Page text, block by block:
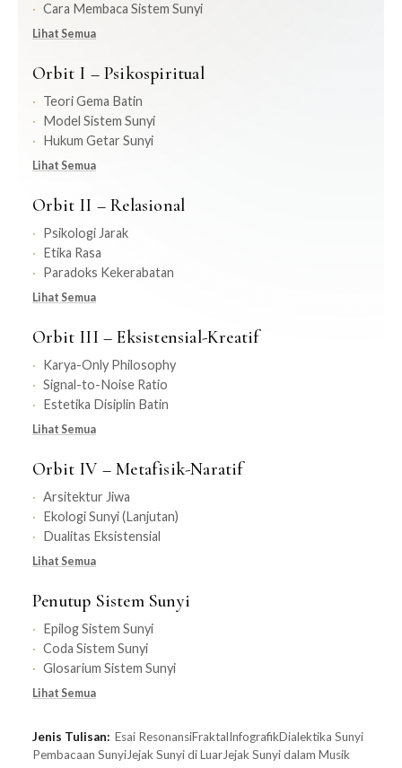
Cara Membaca Sistem Sunyi
Lihat Semua
Orbit I – Psikospiritual
Teori Gema Batin
Model Sistem Sunyi
Hukum Getar Sunyi
Lihat Semua
Orbit II – Relasional
Psikologi Jarak
Etika Rasa
Paradoks Kekerabatan
Lihat Semua
Orbit III – Eksistensial-Kreatif
Karya-Only Philosophy
Signal-to-Noise Ratio
Estetika Disiplin Batin
Lihat Semua
Orbit IV – Metafisik-Naratif
Arsitektur Jiwa
Ekologi Sunyi (Lanjutan)
Dualitas Eksistensial
Lihat Semua
Penutup Sistem Sunyi
Epilog Sistem Sunyi
Coda Sistem Sunyi
Glosarium Sistem Sunyi
Lihat Semua
Jenis Tulisan: Esai ResonansiFraktalInfografikDialektika Sunyi
Pembacaan SunyiJejak Sunyi di LuarJejak Sunyi dalam Musik